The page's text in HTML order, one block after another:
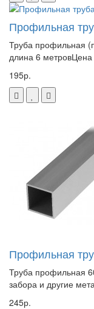
Профильная
Труба профильная
длина 6 метровЦена
195р.
Профильная
Труба профильная
забора и другие
245р.